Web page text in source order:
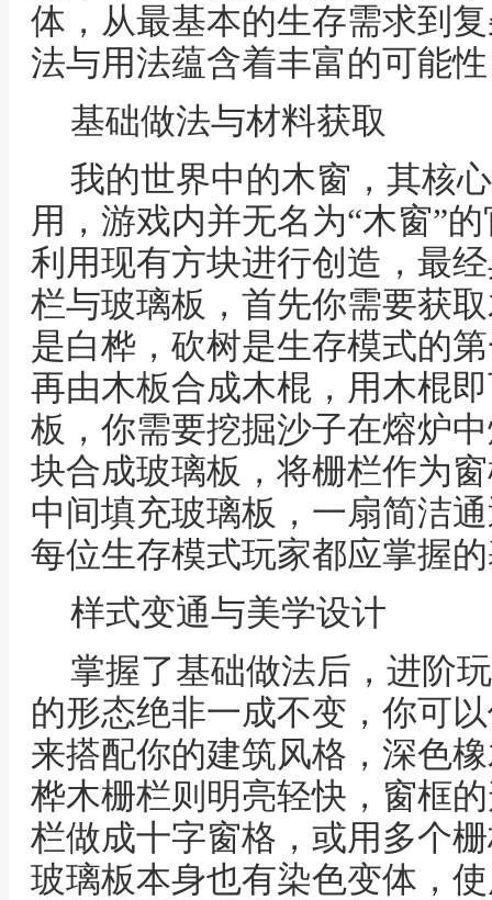
体，从最基本的生存需求到
法与用法蕴含着丰富的可能
基础做法与材料获取
我的世界中的木窗，其核
用，游戏内并无名为“木窗”
利用现有方块进行创造，最
栏与玻璃板，首先你需要获
是白桦，砍树是生存模式的
再由木板合成木棍，用木棍
板，你需要挖掘沙子在熔炉
块合成玻璃板，将栅栏作为
中间填充玻璃板，一扇简洁
每位生存模式玩家都应掌握
样式变通与美学设计
掌握了基础做法后，进阶
的形态绝非一成不变，你可
来搭配你的建筑风格，深色
桦木栅栏则明亮轻快，窗框
栏做成十字窗格，或用多个
玻璃板本身也有染色变体，